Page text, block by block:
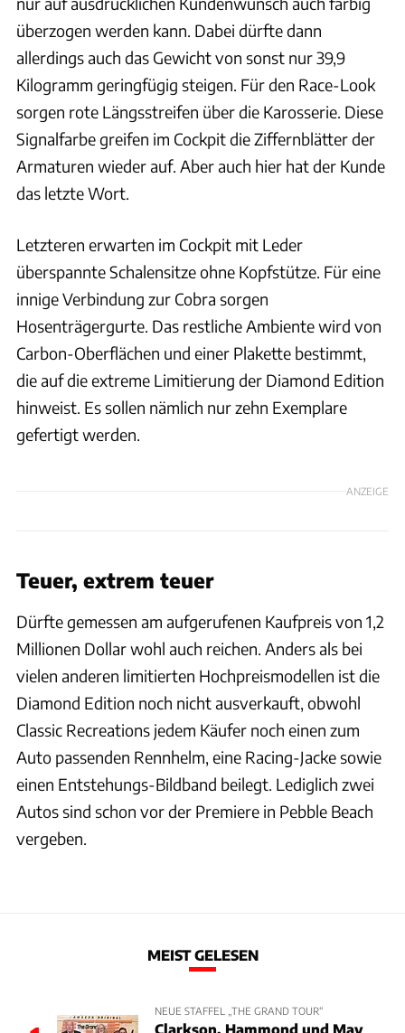
überzogen werden kann. Dabei dürfte dann
allerdings auch das Gewicht von sonst nur 39,9
Kilogramm geringfügig steigen. Für den Race-Look
sorgen rote Längsstreifen über die Karosserie. Diese
Signalfarbe greifen im Cockpit die Ziffernblätter der
Armaturen wieder auf. Aber auch hier hat der Kunde
das letzte Wort.
Letzteren erwarten im Cockpit mit Leder
überspannte Schalensitze ohne Kopfstütze. Für eine
innige Verbindung zur Cobra sorgen
Hosenträgergurte. Das restliche Ambiente wird von
Carbon-Oberflächen und einer Plakette bestimmt,
die auf die extreme Limitierung der Diamond Edition
hinweist. Es sollen nämlich nur zehn Exemplare
gefertigt werden.
ANZEIGE
Teuer, extrem teuer
Dürfte gemessen am aufgerufenen Kaufpreis von 1,2
Millionen Dollar wohl auch reichen. Anders als bei
vielen anderen limitierten Hochpreismodellen ist die
Diamond Edition noch nicht ausverkauft, obwohl
Classic Recreations jedem Käufer noch einen zum
Auto passenden Rennhelm, eine Racing-Jacke sowie
einen Entstehungs-Bildband beilegt. Lediglich zwei
Autos sind schon vor der Premiere in Pebble Beach
vergeben.
MEIST GELESEN
NEUE STAFFEL „THE GRAND TOUR“
Clarkson, Hammond und May